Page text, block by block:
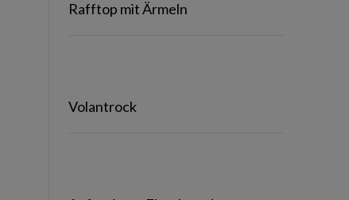
Rafftop mit Ärmeln
Volantrock